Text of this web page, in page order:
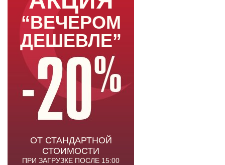
“ВЕЧЕРОМ
ДЕШЕВЛЕ”
ОТ СТАНДАРТНОЙ
СТОИМОСТИ
ПРИ ЗАГРУЗКЕ ПОСЛЕ 15:00